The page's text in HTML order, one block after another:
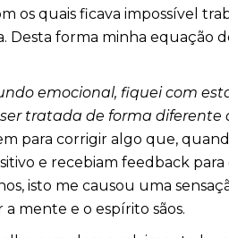
os quais ficava impossível
Desta forma minha equação
emocional, fiquei com
tratada de forma diferente
para corrigir algo que,
e recebiam feedback
isto me causou uma
mente e o espírito sãos.